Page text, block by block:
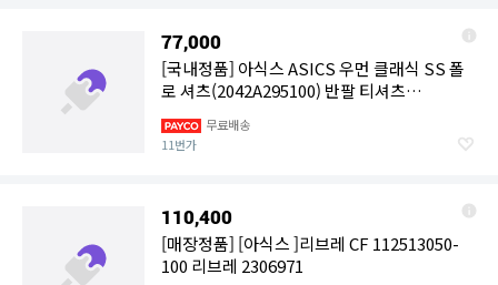
77,000
[국내정품] 아식스 ASICS 우먼 클래식 SS 폴
로 셔츠(2042A295100) 반팔 티셔츠
무료배송
11번가
110,400
[매장정품] [아식스 ]리브레 CF 112513050-
100 리브레 2306971